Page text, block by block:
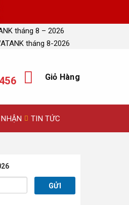
tháng 8 – 2026
tháng 8-2026
Giỏ Hàng
TIN TỨC